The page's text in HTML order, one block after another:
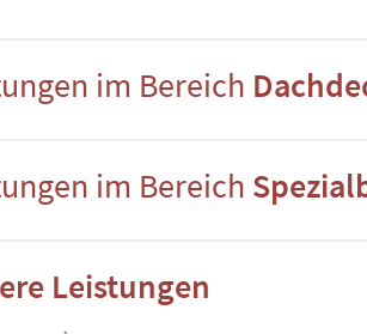
im Bereich
im Bereich
Leistungen